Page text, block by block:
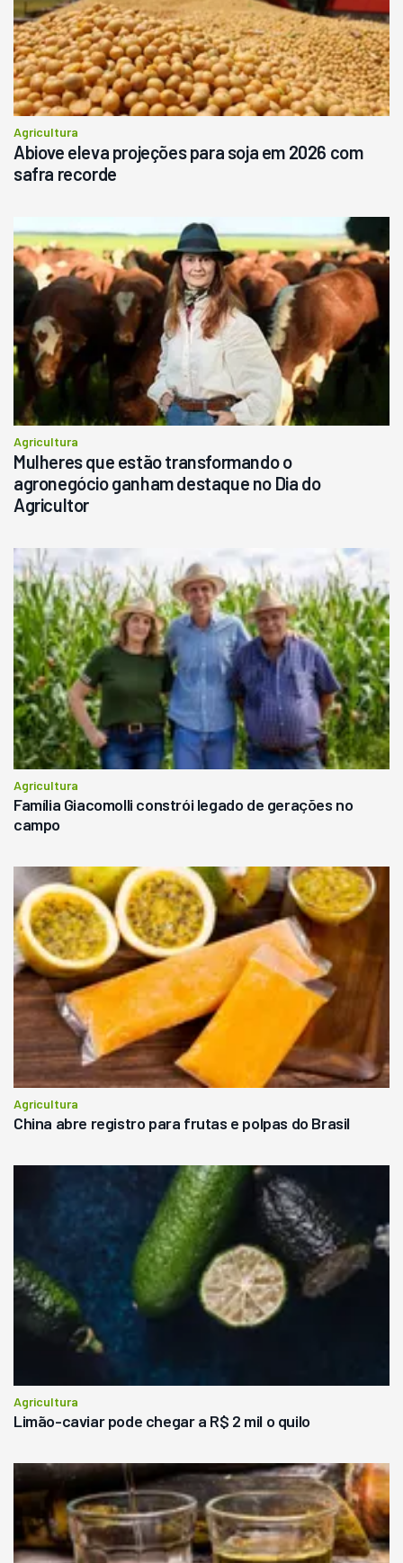
Agricultura
Abiove eleva projeções para soja em 2026 com
safra recorde
Agricultura
Mulheres que estão transformando o
agronegócio ganham destaque no Dia do
Agricultor
Agricultura
Família Giacomolli constrói legado de gerações no
campo
Agricultura
China abre registro para frutas e polpas do Brasil
Agricultura
Limão-caviar pode chegar a R$ 2 mil o quilo